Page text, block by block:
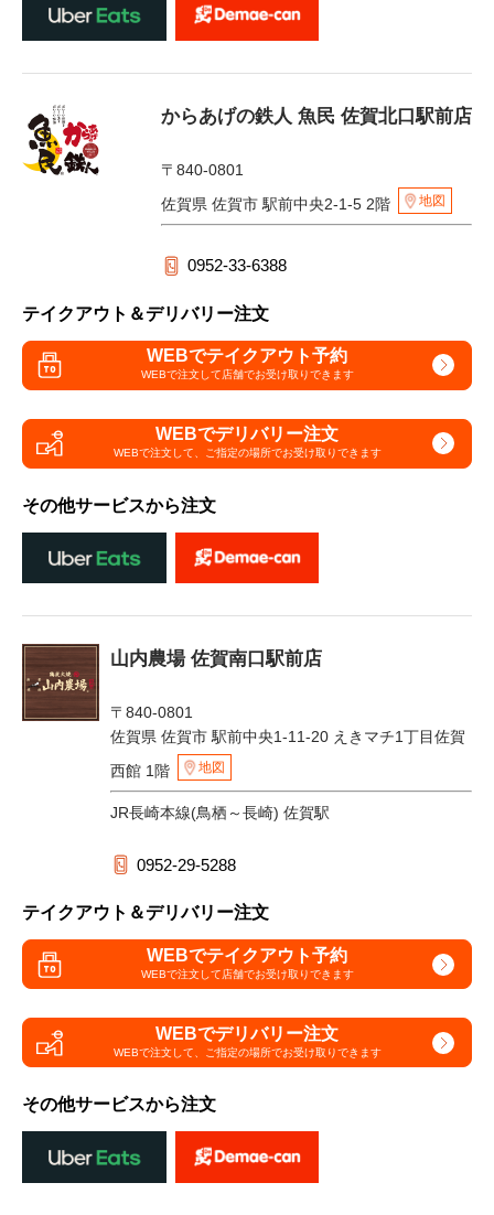
からあげの鉄人 魚民 佐賀北口駅前店
〒840-0801
佐賀県 佐賀市 駅前中央2-1-5 2階
地図
0952-33-6388
テイクアウト＆デリバリー注文
WEBでテイクアウト予約
WEBで注文して店舗でお受け取りできます
WEBでデリバリー注文
WEBで注文して、 ご指定の場所でお受け取りできます
その他サービスから注文
山内農場 佐賀南口駅前店
〒840-0801
佐賀県 佐賀市 駅前中央1-11-20 えきマチ1丁目佐賀
西館 1階
地図
JR長崎本線(鳥栖～長崎) 佐賀駅
0952-29-5288
テイクアウト＆デリバリー注文
WEBでテイクアウト予約
WEBで注文して店舗でお受け取りできます
WEBでデリバリー注文
WEBで注文して、 ご指定の場所でお受け取りできます
その他サービスから注文